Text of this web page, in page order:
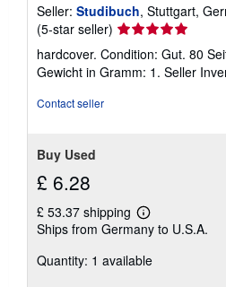
Seller: Studibuch, Stuttgart,
(5-star seller) Seller
rating
5
out
hardcover. Condition: Gut. 80
Gewicht in Gramm: 1. Seller
Contact seller
Buy Used
£ 6.28
£ 53.37 shipping
Learn
more
shipping
Ships from Germany to U.S.A.
Quantity: 1 available